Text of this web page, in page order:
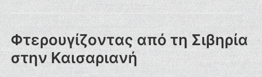
Φτερουγίζοντας από τη Σιβηρία
στην Καισαριανή